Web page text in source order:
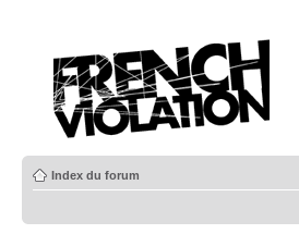
Index du forum